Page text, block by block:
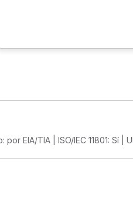
EIA/TIA | ISO/IEC 11801: Sí |